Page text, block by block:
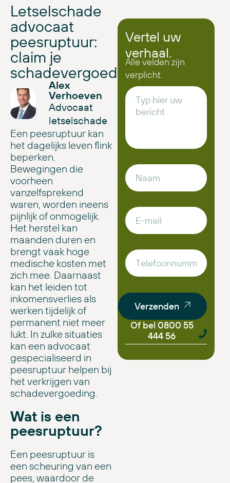
Letselschade
advocaat
peesruptuur:
claim je
schadevergoeding
Alex
Verhoeven
Advocaat
letselschade
Een peesruptuur kan
het dagelijks leven flink
beperken.
Bewegingen die
voorheen
vanzelfsprekend
waren, worden ineens
pijnlijk of onmogelijk.
Het herstel kan
maanden duren en
brengt vaak hoge
medische kosten met
zich mee. Daarnaast
kan het leiden tot
inkomensverlies als
werken tijdelijk of
permanent niet meer
lukt. In zulke situaties
kan een advocaat
gespecialiseerd in
peesruptuur helpen bij
het verkrijgen van
schadevergoeding.
Wat is een
peesruptuur?
Een peesruptuur is
een scheuring van een
pees, waardoor de
Vertel uw
verhaal.
Alle velden zijn
verplicht.
Verzenden
Of bel 0800 55
444 56